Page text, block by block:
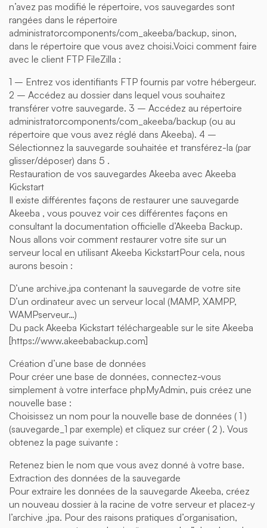
n’avez pas modifié le répertoire, vos sauvegardes sont
rangées dans le répertoire
administratorcomponents/com_akeeba/backup, sinon,
dans le répertoire que vous avez choisi.Voici comment faire
avec le client FTP FileZilla :
1 – Entrez vos identifiants FTP fournis par votre hébergeur.
2 – Accédez au dossier dans lequel vous souhaitez
transférer votre sauvegarde. 3 – Accédez au répertoire
administratorcomponents/com_akeeba/backup (ou au
répertoire que vous avez réglé dans Akeeba). 4 –
Sélectionnez la sauvegarde souhaitée et transférez-la (par
glisser/déposer) dans 5 .
Restauration de vos sauvegardes Akeeba avec Akeeba
Kickstart
Il existe différentes façons de restaurer une sauvegarde
Akeeba , vous pouvez voir ces différentes façons en
consultant la documentation officielle d’Akeeba Backup.
Nous allons voir comment restaurer votre site sur un
serveur local en utilisant Akeeba KickstartPour cela, nous
aurons besoin :
D’une archive.jpa contenant la sauvegarde de votre site
D’un ordinateur avec un serveur local (MAMP, XAMPP,
WAMPserveur…)
Du pack Akeeba Kickstart téléchargeable sur le site Akeeba
[https://www.akeebabackup.com]
Création d’une base de données
Pour créer une base de données, connectez-vous
simplement à votre interface phpMyAdmin, puis créez une
nouvelle base :
Choisissez un nom pour la nouvelle base de données ( 1 )
(sauvegarde_1 par exemple) et cliquez sur créer ( 2 ). Vous
obtenez la page suivante :
Retenez bien le nom que vous avez donné à votre base.
Extraction des données de la sauvegarde
Pour extraire les données de la sauvegarde Akeeba, créez
un nouveau dossier à la racine de votre serveur et placez-y
l’archive .jpa. Pour des raisons pratiques d’organisation,